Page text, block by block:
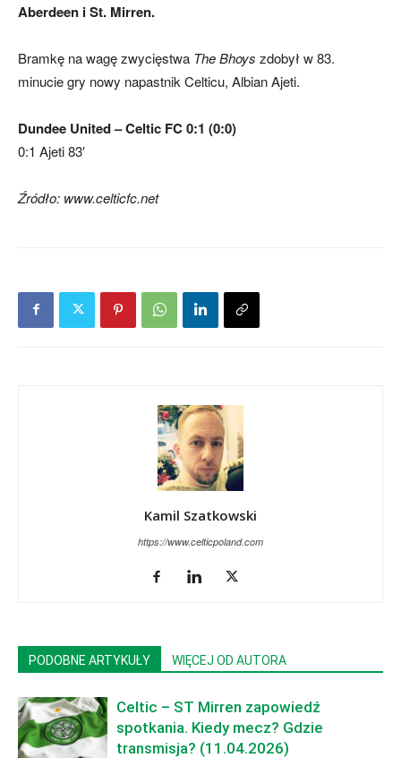
Aberdeen i St. Mirren.
Bramkę na wagę zwycięstwa The Bhoys zdobył w 83.
minucie gry nowy napastnik Celticu, AlbianAjeti.
Dundee United – Celtic FC 0:1 (0:0)
0:1 Ajeti 83′
Źródło: www.celticfc.net
Kamil Szatkowski
https://www.celticpoland.com
PODOBNE ARTYKUŁY WIĘCEJ OD AUTORA
Celtic – ST Mirren zapowiedź
spotkania. Kiedy mecz? Gdzie
transmisja? (11.04.2026)